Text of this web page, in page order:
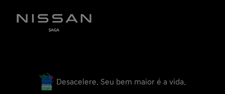
Desacelere. Seu bem maior é a vida.